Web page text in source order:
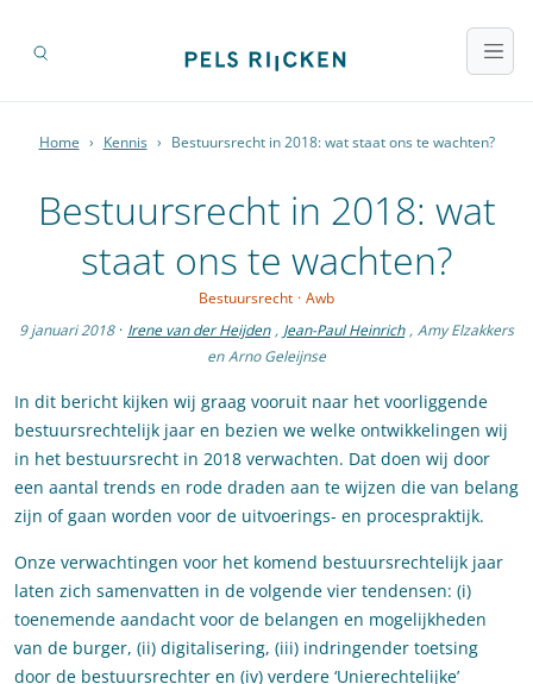
Home › Kennis › Bestuursrecht in 2018: wat staat ons te wachten?
Bestuursrecht in 2018: wat
staat ons te wachten?
Bestuursrecht · Awb
9 januari 2018 · Irene van der Heijden , Jean-Paul Heinrich , Amy Elzakkers
en Arno Geleijnse
In dit bericht kijken wij graag vooruit naar het voorliggende
bestuursrechtelijk jaar en bezien we welke ontwikkelingen wij
in het bestuursrecht in 2018 verwachten. Dat doen wij door
een aantal trends en rode draden aan te wijzen die van belang
zijn of gaan worden voor de uitvoerings- en procespraktijk.
Onze verwachtingen voor het komend bestuursrechtelijk jaar
laten zich samenvatten in de volgende vier tendensen: (i)
toenemende aandacht voor de belangen en mogelijkheden
van de burger, (ii) digitalisering, (iii) indringender toetsing
door de bestuursrechter en (iv) verdere ‘Unierechtelijke’